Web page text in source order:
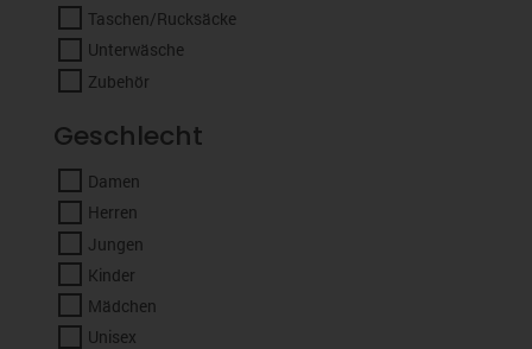
Taschen/Rucksäcke
Unterwäsche
Zubehör
Geschlecht
Damen
Herren
Jungen
Kinder
Mädchen
Unisex